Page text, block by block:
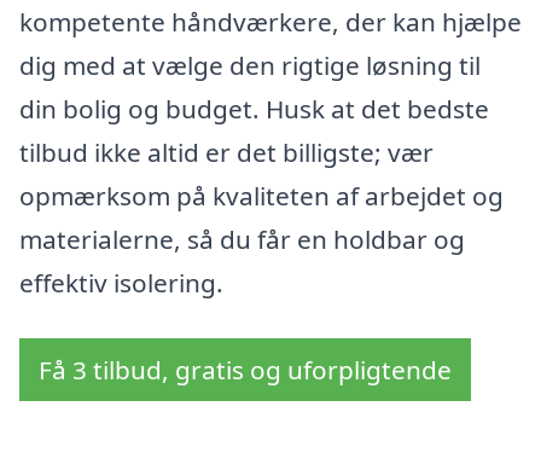
kompetente håndværkere, der kan hjælpe
dig med at vælge den rigtige løsning til
din bolig og budget. Husk at det bedste
tilbud ikke altid er det billigste; vær
opmærksom på kvaliteten af arbejdet og
materialerne, så du får en holdbar og
effektiv isolering.
Få 3 tilbud, gratis og uforpligtende